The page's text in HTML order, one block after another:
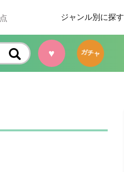
点 ジャンル別に探す
♥ ガチャ